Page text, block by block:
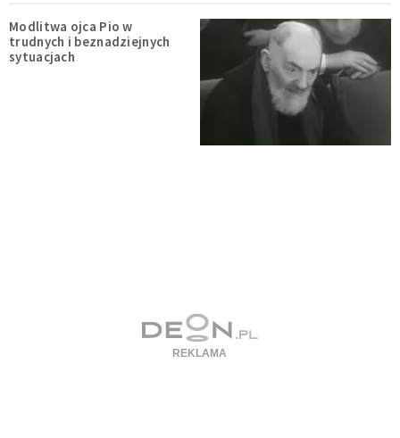
Modlitwa ojca Pio w
trudnych i beznadziejnych
sytuacjach